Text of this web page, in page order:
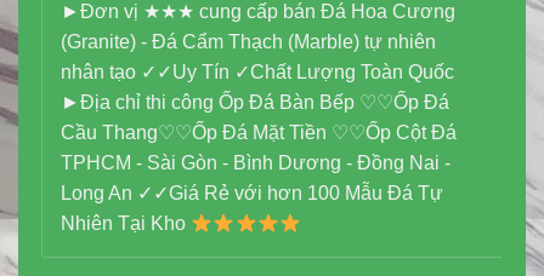
►Đơn vị ★★★ cung cấp bán Đá Hoa Cương
(Granite) - Đá Cẩm Thạch (Marble) tự nhiên
nhân tạo ✓✓Uy Tín ✓Chất Lượng Toàn Quốc
►Địa chỉ thi công Ốp Đá Bàn Bếp ♡♡Ốp Đá
Cầu Thang♡♡Ốp Đá Mặt Tiền ♡♡Ốp Cột Đá
TPHCM - Sài Gòn - Bình Dương - Đồng Nai -
Long An ✓✓Giá Rẻ với hơn 100 Mẫu Đá Tự
Nhiên Tại Kho